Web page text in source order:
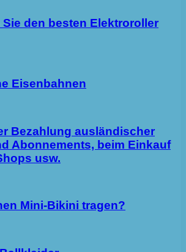
Sie den besten Elektroroller
Eisenbahnen
Bezahlung ausländischer
Abonnements, beim Einkauf
usw.
Mini-Bikini tragen?